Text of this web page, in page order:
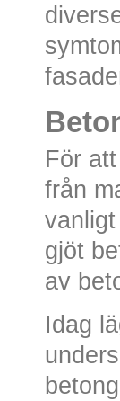
För
från
gjöt
av
Idag